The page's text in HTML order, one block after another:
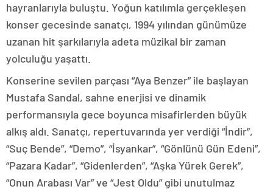
hayranlarıyla buluştu. Yoğun katılımla gerçekleşen
konser gecesinde sanatçı, 1994 yılından günümüze
uzanan hit şarkılarıyla adeta müzikal bir zaman
yolculuğu yaşattı.
Konserine sevilen parçası “Aya Benzer” ile başlayan
Mustafa Sandal, sahne enerjisi ve dinamik
performansıyla gece boyunca misafirlerden büyük
alkış aldı. Sanatçı, repertuvarında yer verdiği “İndir”,
“Suç Bende”, “Demo”, “İsyankar”, “Gönlünü Gün Edeni”,
“Pazara Kadar”, “Gidenlerden”, “Aşka Yürek Gerek”,
“Onun Arabası Var” ve “Jest Oldu” gibi unutulmaz